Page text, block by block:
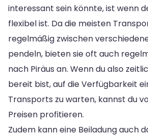
interessant sein könnte, ist wenn
flexibel ist. Da die meisten
regelmäßig zwischen
pendeln, bieten sie oft auch
nach Piräus an. Wenn du also
bereit bist, auf die Verfügbarkeit
Transports zu warten, kannst du
Preisen profitieren.
Zudem kann eine Beiladung auch